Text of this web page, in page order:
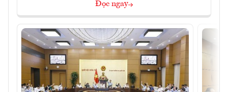
Đọc ngay